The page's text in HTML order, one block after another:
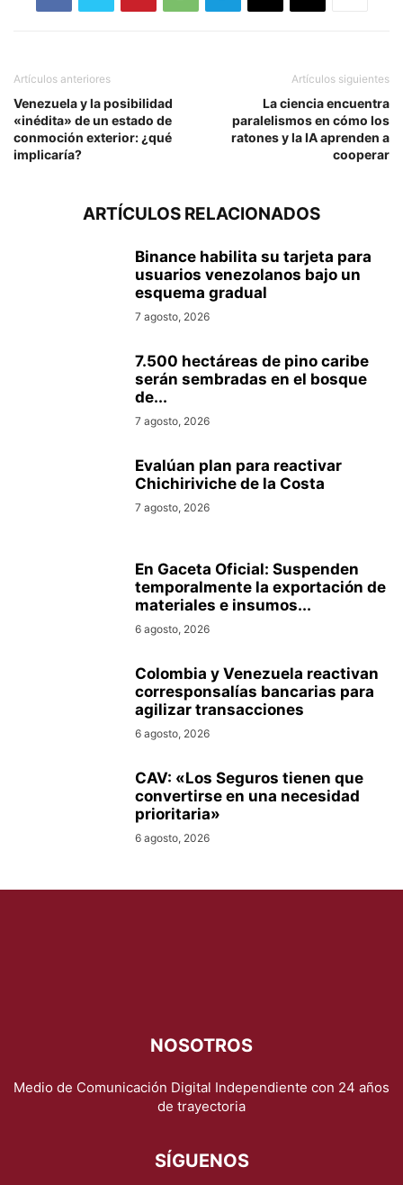
Artículos anteriores
Venezuela y la posibilidad
«inédita» de un estado de
conmoción exterior: ¿qué
implicaría?
Artículos siguientes
La ciencia encuentra
paralelismos en cómo los
ratones y la IA aprenden a
cooperar
ARTÍCULOS RELACIONADOS
Binance habilita su tarjeta para
usuarios venezolanos bajo un
esquema gradual
7 agosto, 2026
7.500 hectáreas de pino caribe
serán sembradas en el bosque
de...
7 agosto, 2026
Evalúan plan para reactivar
Chichiriviche de la Costa
7 agosto, 2026
En Gaceta Oficial: Suspenden
temporalmente la exportación de
materiales e insumos...
6 agosto, 2026
Colombia y Venezuela reactivan
corresponsalías bancarias para
agilizar transacciones
6 agosto, 2026
CAV: «Los Seguros tienen que
convertirse en una necesidad
prioritaria»
6 agosto, 2026
NOSOTROS
Medio de Comunicación Digital Independiente con 24 años
de trayectoria
SÍGUENOS